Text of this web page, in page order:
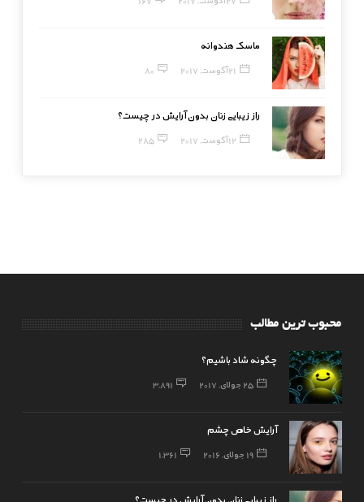
ماسک هندوانه
21 آگوست, 2017 80
راز زیبایی زنان بدون آرایش در چیست؟
12 آگوست, 2017 285
محبوب ترین مطالب
چگونه شاد باشیم؟
25 جولای, 2017 3,891
آرایش خاص چشم
19 جولای, 2016 1,361
راز زیبایی زنان بدون آرایش در چیست؟